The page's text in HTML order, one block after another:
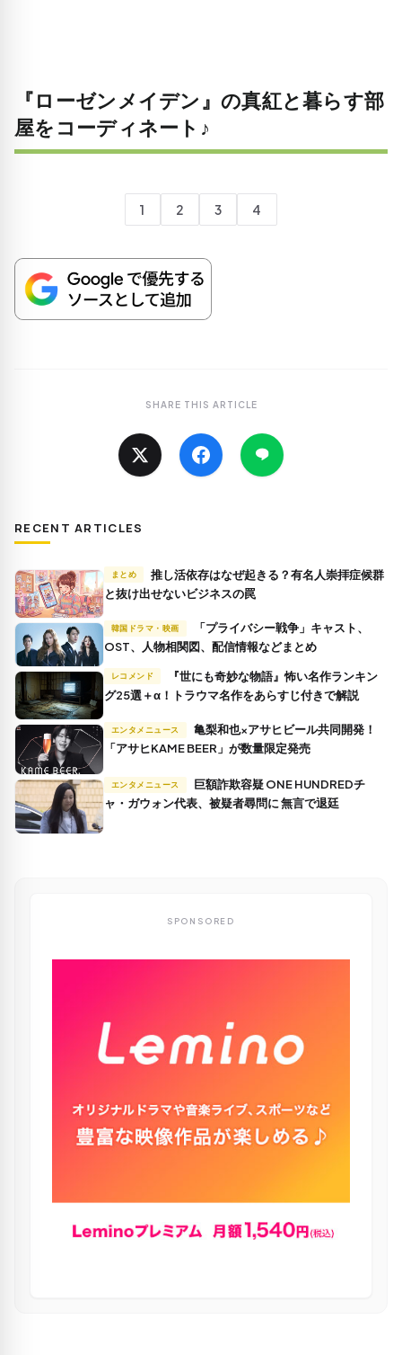
『ローゼンメイデン』の真紅と暮らす部
屋をコーディネート♪
1 2 3 4
SHARE THIS ARTICLE
RECENT ARTICLES
まとめ
推し活依存はなぜ起きる？有名人崇拝症候群
と抜け出せないビジネスの罠
韓国ドラマ・映画
OST、人物相関図、配信情報などまとめ
レコメンド
グ25選＋α！トラウマ名作をあらすじ付きで解説
エンタメニュース
「アサヒKAME BEER」が数量限定発売
エンタメニュース
ャ・ガウォン代表、被疑者尋問に 無言で退廷
SPONSORED